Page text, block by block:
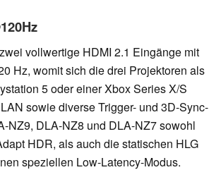
vollwertige HDMI 2.1 Eingänge mit
Hz, womit sich die drei Projektoren als
5 oder einer Xbox Series X/S
sowie diverse Trigger- und 3D-Sync-
NZ9, DLA-NZ8 und DLA-NZ7 sowohl
HDR, als auch die statischen HLG
speziellen Low-Latency-Modus.